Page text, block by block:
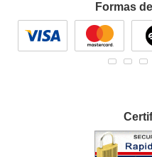
Formas